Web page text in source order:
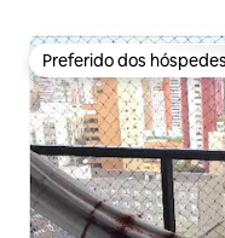
Preferido dos hóspedes
Preferido dos hóspedes